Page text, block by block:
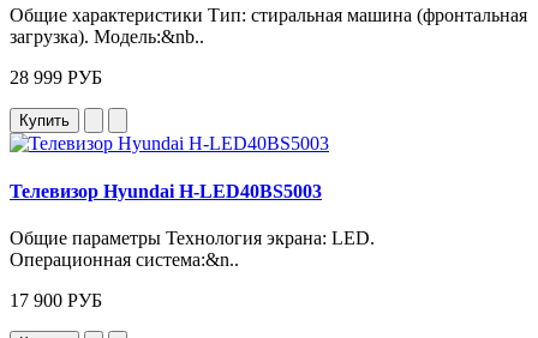
Общие характеристики Тип: стиральная машина (фронтальная
загрузка). Модель:&nb..
28 999 РУБ
Купить
Телевизор Hyundai H-LED40BS5003
Общие параметры Технология экрана: LED.
Операционная система:&n..
17 900 РУБ